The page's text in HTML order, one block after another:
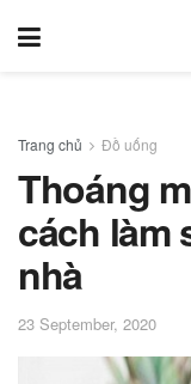
Trang chủ Đồ uống
Thoáng
cách làm
nhà
23 September, 2020